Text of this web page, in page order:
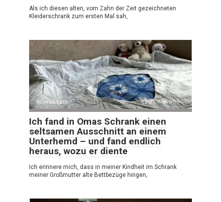
Als ich diesen alten, vom Zahn der Zeit gezeichneten
Kleiderschrank zum ersten Mal sah,
Interessant 0 359
Ich fand in Omas Schrank einen
seltsamen Ausschnitt an einem
Unterhemd – und fand endlich
heraus, wozu er diente
Ich erinnere mich, dass in meiner Kindheit im Schrank
meiner Großmutter alte Bettbezüge hingen,